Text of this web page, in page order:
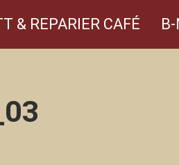
& REPARIER CAFÉ